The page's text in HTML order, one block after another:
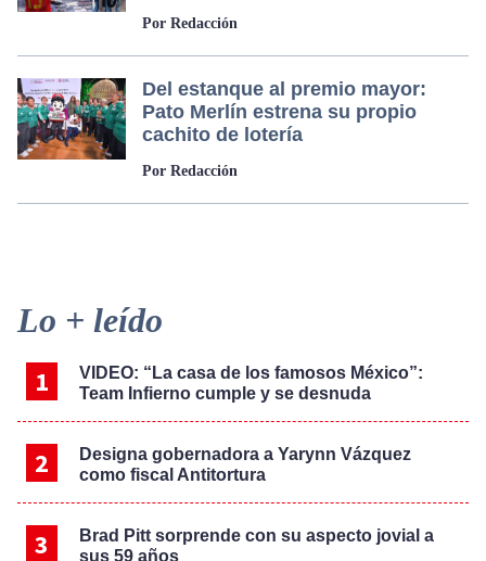
Por Redacción
Del estanque al premio mayor:
Pato Merlín estrena su propio
cachito de lotería
Por Redacción
Primary
Sidebar
Lo + leído
VIDEO: “La casa de los famosos México”:
Team Infierno cumple y se desnuda
Designa gobernadora a Yarynn Vázquez
como fiscal Antitortura
Brad Pitt sorprende con su aspecto jovial a
sus 59 años